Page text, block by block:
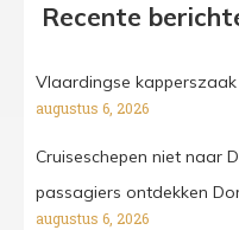
Recente
Vlaardingse
augustus 6, 2026
Cruiseschepen niet naar
passagiers ontdekken
augustus 6, 2026